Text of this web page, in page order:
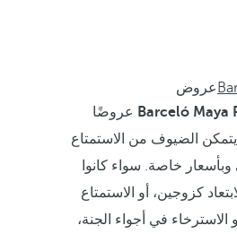
عروض
Barceló Maya عروضًا
الضيوف من الاستمتاع
وبأسعار خاصة. سواء كانوا
كزوجين، أو الاستمتاع
الاسترخاء في أجواء الجنة،